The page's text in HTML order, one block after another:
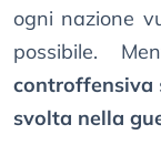
ogni nazione
possibile.
controffensiva
svolta nella